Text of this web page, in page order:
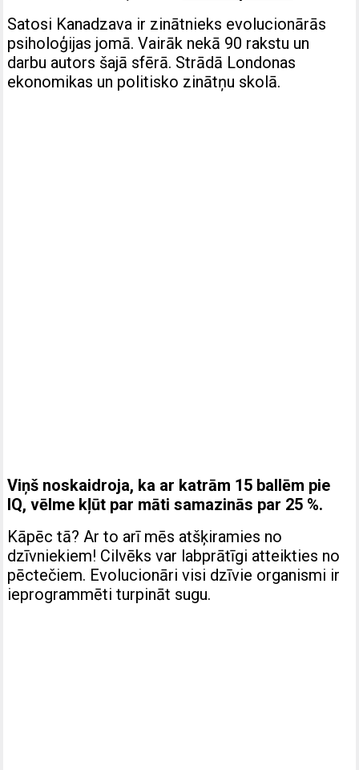
Satosi Kanadzava ir zinātnieks evolucionārās
psiholoģijas jomā. Vairāk nekā 90 rakstu un
darbu autors šajā sfērā. Strādā Londonas
ekonomikas un politisko zinātņu skolā.
Viņš noskaidroja, ka ar katrām 15 ballēm pie
IQ, vēlme kļūt par māti samazinās par 25 %.
Kāpēc tā? Ar to arī mēs atšķiramies no
dzīvniekiem! Cilvēks var labprātīgi atteikties no
pēctečiem. Evolucionāri visi dzīvie organismi ir
ieprogrammēti turpināt sugu.